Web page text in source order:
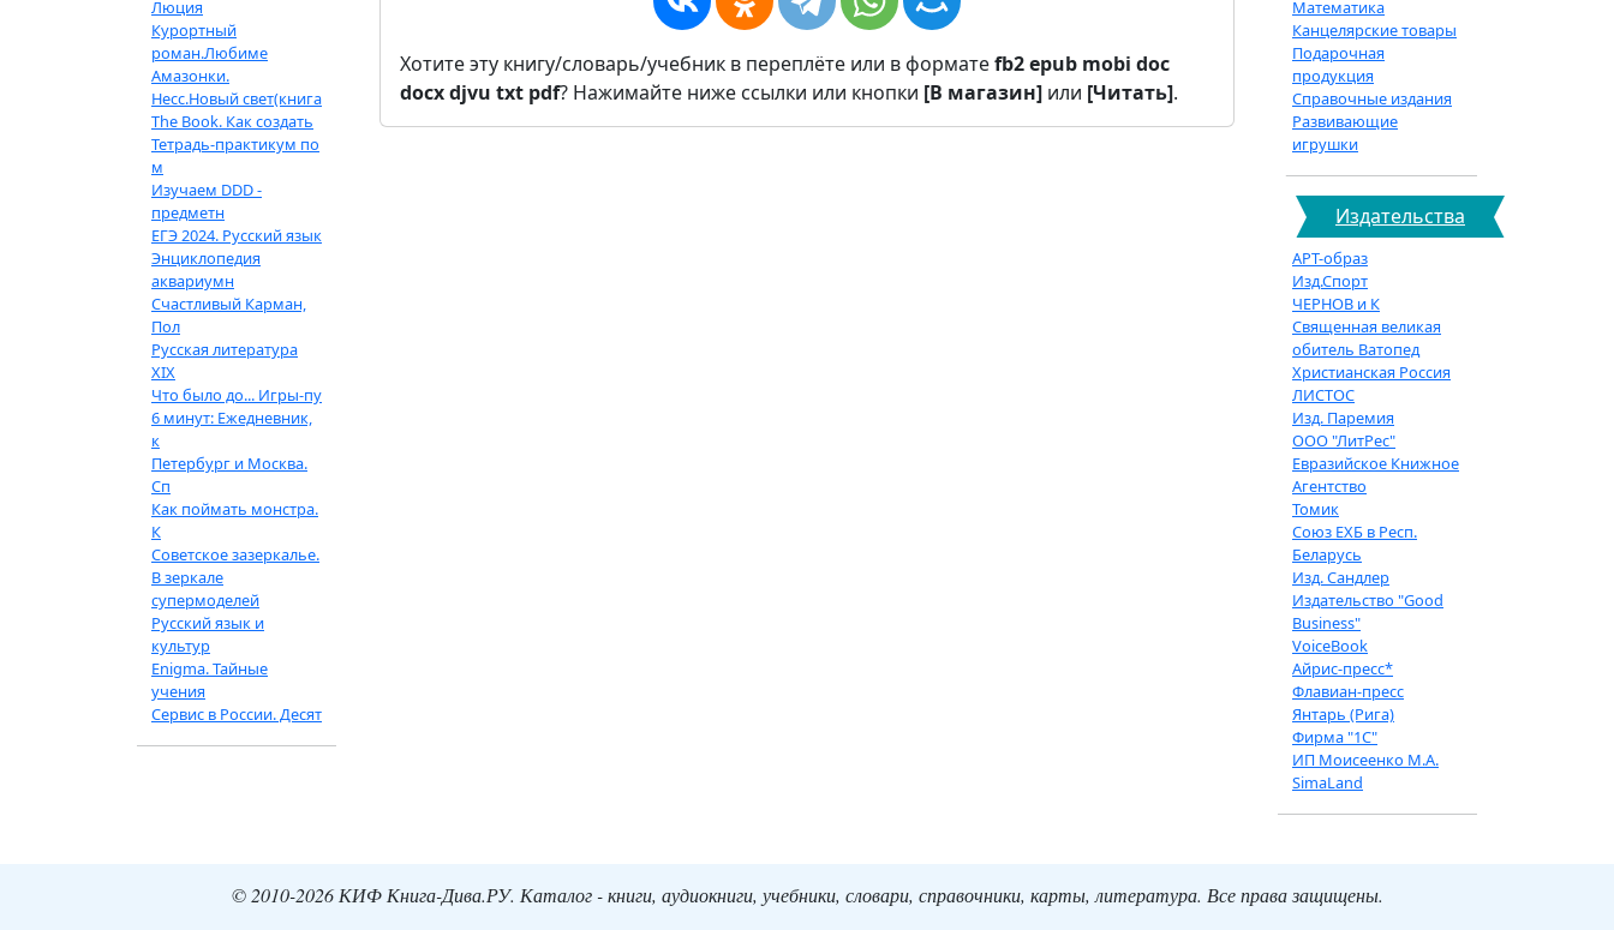
Люция
Курортный
роман.Любиме
Амазонки.
Несс.Новый свет(книга
The Book. Как создать
Тетрадь-практикум по
м
Изучаем DDD -
предметн
ЕГЭ 2024. Русский язык
Энциклопедия
аквариумн
Счастливый Карман,
Пол
Русская литература
XIX
Что было до... Игры-пу
6 минут: Ежедневник,
к
Петербург и Москва.
Сп
Как поймать монстра.
К
Советское зазеркалье.
В зеркале
супермоделей
Русский язык и
культур
Enigma. Тайные
учения
Сервис в России. Десят
Хотите эту книгу/словарь/учебник в переплёте или в форматеfb2epub mobi doc
docxdjvu txt pdf? Нажимайте ниже ссылки или кнопки [В магазин] или [Читать].
Математика
Канцелярские товары
Подарочная
продукция
Справочные издания
Развивающие
игрушки
Издательства
АРТ-образ
Изд.Спорт
ЧЕРНОВ и К
Священная великая
обитель Ватопед
Христианская Россия
ЛИСТОС
Изд. Паремия
ООО "ЛитРес"
Евразийское Книжное
Агентство
Томик
Союз ЕХБ в Респ.
Беларусь
Изд. Сандлер
Издательство "Good
Business"
VoiceBook
Айрис-пресс*
Флавиан-пресс
Янтарь (Рига)
Фирма "1С"
ИП Моисеенко М.А.
SimaLand
© 2010-2026 КИФ Книга-Дива.РУ. Каталог - книги, аудиокниги, учебники, словари, справочники, карты, литература. Все права защищены.